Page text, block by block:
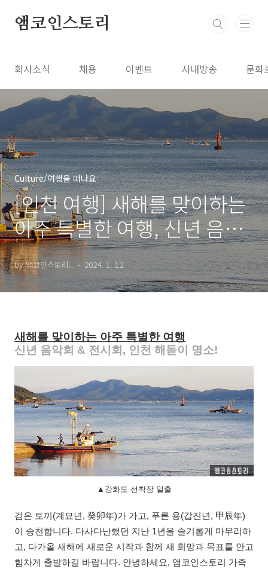
앰코인스토리
회사소식 채용 이벤트 사내방송 문화
Culture/여행을 떠나요
[인천 여행] 새해를 맞이하는
아주 특별한 여행, 신년 음악
회 & 전시회
by 앰코인스토리.. 2024. 1. 12.
새해를 맞이하는 아주 특별한 여행
신년 음악회 & 전시회, 인천 해돋이 명소!
▲강화도 선착장 일출
검은 토끼(계묘년, 癸卯年)가 가고, 푸른 용(갑진년, 甲辰年)
이 승천합니다. 다사다난했던 지난 1년을 슬기롭게 마무리하
고, 다가올 새해에 새로운 시작과 함께 새 희망과 목표를 안고
힘차게 출발하길 바랍니다. 안녕하세요, 앰코인스토리 가족